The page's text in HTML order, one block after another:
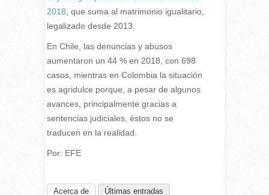
2018 , que suma al matrimonio igualitario,
legalizado desde 2013.
En Chile, las denuncias y abusos
aumentaron un 44 % en 2018, con 698
casos, mientras en Colombia la situación
es agridulce porque, a pesar de algunos
avances, principalmente gracias a
sentencias judiciales, éstos no se
traducen en la realidad.
Por: EFE
Acerca de Últimas entradas